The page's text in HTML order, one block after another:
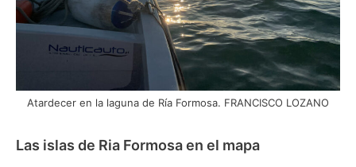
Atardecer en la laguna de Ría Formosa. FRANCISCO LOZANO
Las islas de Ria Formosa en el mapa